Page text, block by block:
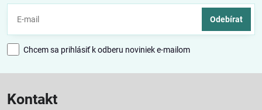
Odebírat
Chcem sa prihlásiť k odberu noviniek e-mailom
Kontakt